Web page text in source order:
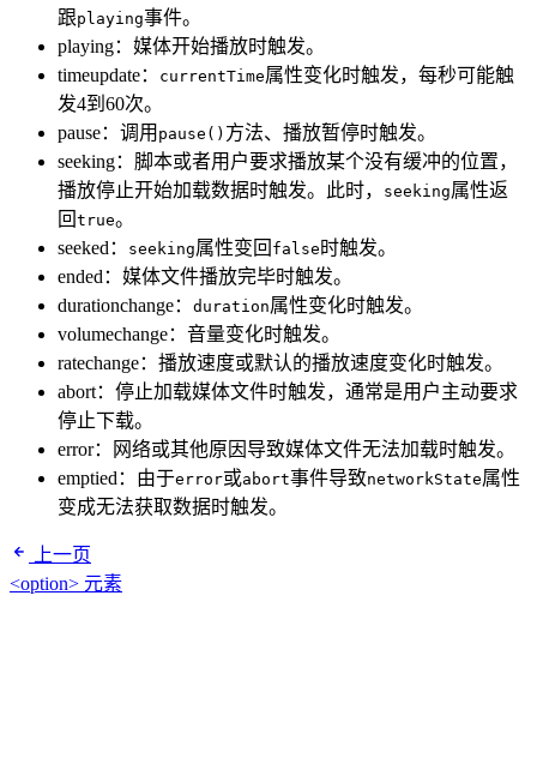
跟playing事件。
playing：媒体开始播放时触发。
timeupdate：
currentTime属性变化时触发，每秒可能触
发4到60次。
pause：调用 pause() 方法、播放暂停时触发。
seeking：脚本或者用户要求播放某个没有缓冲的位置，
播放停止开始加载数据时触发。此时，
seeking属性返
回 true。
seeked：
seeking属性变回 false 时触发。
ended：媒体文件播放完毕时触发。
durationchange： duration属性变化时触发。
volumechange：音量变化时触发。
ratechange：播放速度或默认的播放速度变化时触发。
abort：停止加载媒体文件时触发，通常是用户主动要求
停止下载。
error：网络或其他原因导致媒体文件无法加载时触发。
emptied：由于error或abort事件导致networkState属性
变成无法获取数据时触发。
上一页
<option> 元素